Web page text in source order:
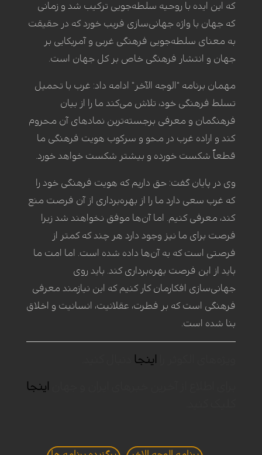
که این ایده با روحیه سلطه‌جویی ترکیب شد و زمانی
که جهان با واژه جهانی‌سازی فریب خورد که در حقیقت
به معنای سلطه‌جویی فرهنگی غربی و آمریکایی بر
جهان و انتشار فرهنگی خاص بر کل جهان است.
مهمان برنامه "الوجه الآخر" ادامه داد: غرب با تحمیل
تسلط فرهنگی خود، تلاش می‌کند ما را از بیان
فرهنگمان و معرفی برجسته‌ترین نمادهای آن محروم
کند و اراده غرب در محو و سرکوب هویت فرهنگی ما
قطعاً شکست خورده و بیشتر شکست خواهد خورد.
وی در پایان گفت: حق داریم که هویت فرهنگی خود را
که غرب سعی دارد ما را از بهره‌برداری از آن فرصت منع
کند، معرفی کنیم. اما آن‌ها موفق نخواهند شد زیرا
فرصت برای ما نیز وجود دارد هر چند که کمتر از
فرصتی است که به آن‌ها داده شده است. اما امت ما
باید از این فرصت بهره‌برداری کند. باید روی
جهانی‌سازی افکارمان کار کنیم که این نیازمند معرفی
فرهنگی است که بر فطرت، عقلانیت، انسانیت و اخلاق
بنا شده است.
اینجا
اینجا